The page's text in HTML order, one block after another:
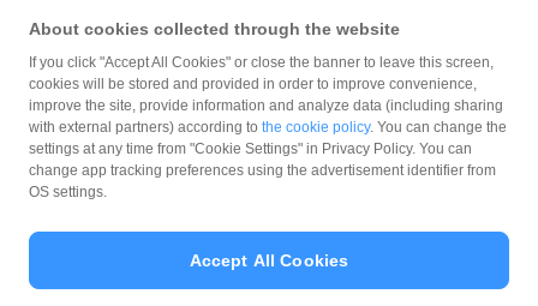
※迷惑メール防止のためにドメイン指定受信をし
ている方は、あらかじめ設定を解除するか
「@paypay-corp.co.jp」の受信設定をお願いし
ます。
り扱います。PayPay株式会社 は、「
ーポリシー」に定める利用目的以外でお客様の情
About cookies collected through the website
If you click "Accept All Cookies" or close the banner to leave this screen,
cookies will be stored and provided in order to improve convenience,
improve the site, provide information and analyze data (including sharing
with external partners) according to the cookie policy. You can change the
settings at any time from "Cookie Settings" in Privacy Policy. You can
change app tracking preferences using the advertisement identifier from
OS settings.
Accept All Cookies